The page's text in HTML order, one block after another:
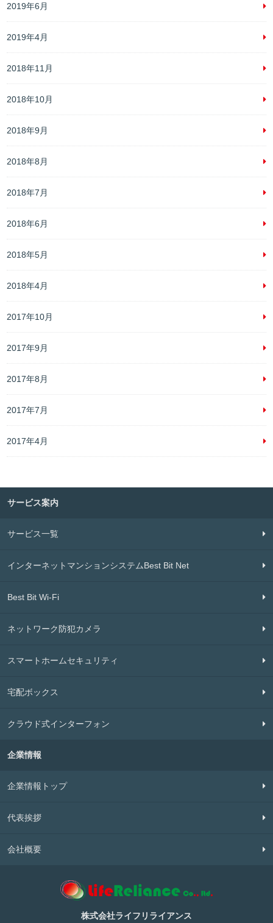
2019年6月
2019年4月
2018年11月
2018年10月
2018年9月
2018年8月
2018年7月
2018年6月
2018年5月
2018年4月
2017年10月
2017年9月
2017年8月
2017年7月
2017年4月
サービス案内
サービス一覧
インターネットマンションシステムBest Bit Net
Best Bit Wi-Fi
ネットワーク防犯カメラ
スマートホームセキュリティ
宅配ボックス
クラウド式インターフォン
企業情報
企業情報トップ
代表挨拶
会社概要
株式会社ライフリライアンス